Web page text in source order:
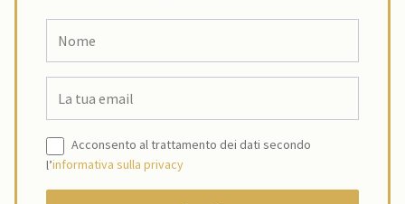
Acconsento al trattamento dei dati secondo
l’informativa sulla privacy